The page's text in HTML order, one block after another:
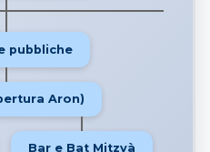
pubbliche
Aron)
Bar e Bat Mitzvà